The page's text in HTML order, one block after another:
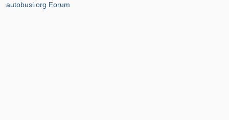
autobusi.org Forum